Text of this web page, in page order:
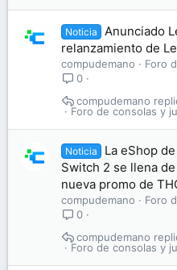
Noticia
Anunciado
relanzamiento de
compudemano
Foro
0
Foro de consolas y
compudemano
Noticia
La eShop
Switch 2 se llena
nueva promo de
compudemano
Foro
0
Foro de consolas y
compudemano